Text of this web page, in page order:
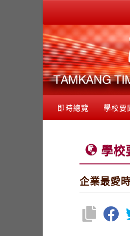
即時總覽 學校要
學校
企業最愛